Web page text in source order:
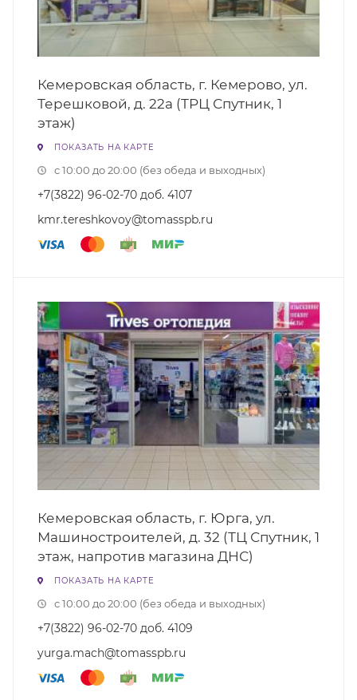
Кемеровская область, г. Кемерово, ул.
Терешковой, д. 22а (ТРЦ Спутник, 1
этаж)
ПОКАЗАТЬ НА КАРТЕ
с 10:00 до 20:00 (без обеда и выходных)
+7(3822) 96-02-70 доб. 4107
kmr.tereshkovoy@tomasspb.ru
Кемеровская область, г. Юрга, ул.
Машиностроителей, д. 32 (ТЦ Спутник, 1
этаж, напротив магазина ДНС)
ПОКАЗАТЬ НА КАРТЕ
с 10:00 до 20:00 (без обеда и выходных)
+7(3822) 96-02-70 доб. 4109
yurga.mach@tomasspb.ru